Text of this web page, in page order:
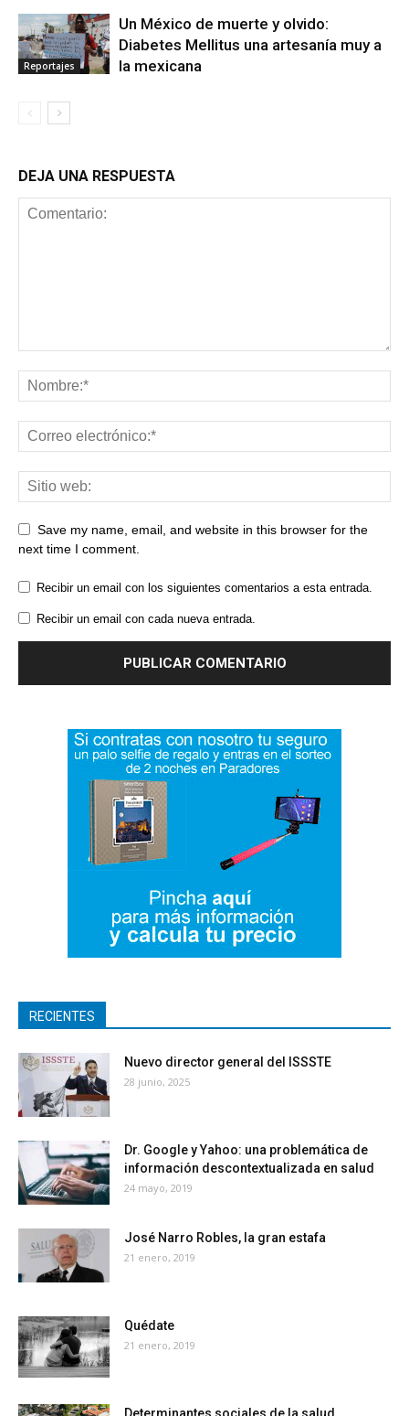
Reportajes
Un México de muerte y olvido:
Diabetes Mellitus una artesanía muy a
la mexicana
DEJA UNA RESPUESTA
Save my name, email, and website in this browser for the
next time I comment.
Recibir un email con los siguientes comentarios a esta entrada.
Recibir un email con cada nueva entrada.
RECIENTES
Nuevo director general del ISSSTE
28 junio, 2025
Dr. Google y Yahoo: una problemática de
información descontextualizada en salud
24 mayo, 2019
José Narro Robles, la gran estafa
21 enero, 2019
Quédate
21 enero, 2019